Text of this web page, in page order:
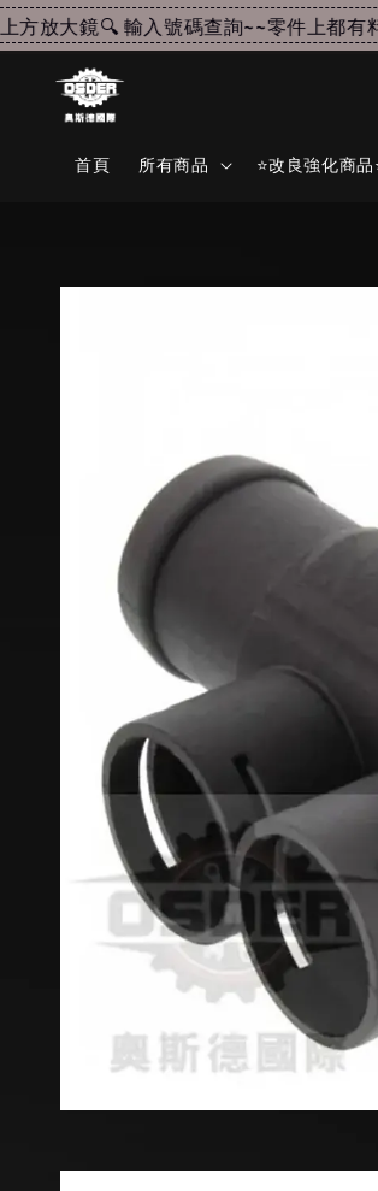
放大鏡🔍 輸入號碼查詢~~零件上都有料
首頁 所有商品 ⭐改良強化商品